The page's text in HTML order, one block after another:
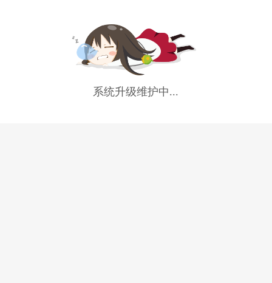
系统升级维护中...